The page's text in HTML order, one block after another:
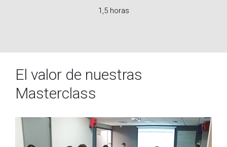
1,5 horas
El valor de nuestras
Masterclass